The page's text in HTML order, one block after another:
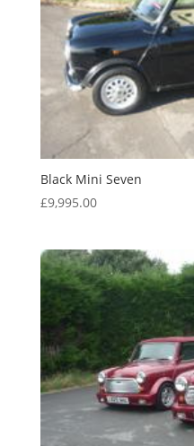
Black Mini Seven
£9,995.00